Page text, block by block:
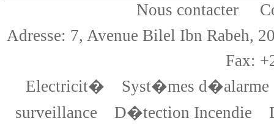
Nous contacter
Adresse: 7, Avenue Bilel Ibn
Fax:
Electricit�
Syst�mes d�alarme
surveillance
D�tection Incendie